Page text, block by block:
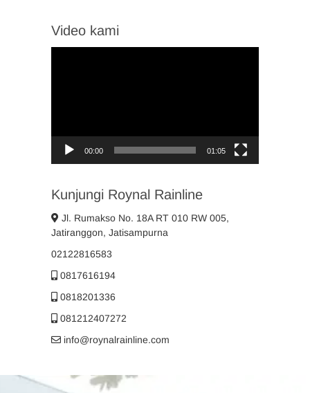
Video kami
00:00 01:05
Kunjungi Roynal Rainline
Jl. Rumakso No. 18A RT 010 RW 005,
Jatiranggon, Jatisampurna
02122816583
0817616194
0818201336
081212407272
info@roynalrainline.com